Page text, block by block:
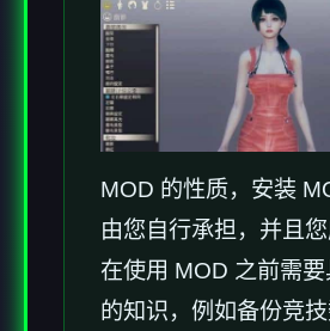
MOD 的性质，安装
由您自行承担，并且
在使用 MOD 之前需
的知识，例如备份竞